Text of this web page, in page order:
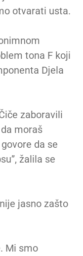
otvarati usta.
tona F koji
Djela
zaboravili
moraš
da se
žalila se
jasno zašto
Mi smo